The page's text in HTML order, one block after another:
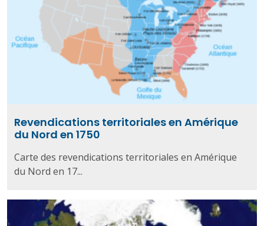
Revendications territoriales en Amérique
du Nord en 1750
Carte des revendications territoriales en Amérique
du Nord en 17...